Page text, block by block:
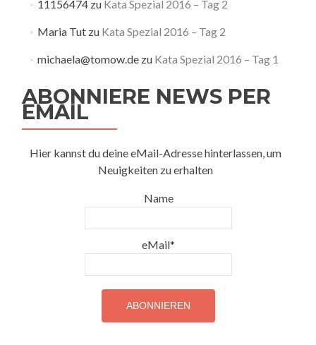
11156474zu Kata Spezial 2016 – Tag 2
Maria Tutzu Kata Spezial 2016 – Tag 2
michaela@tomow.dezu Kata Spezial 2016 – Tag 1
ABONNIERE NEWS PER
EMAIL
Hier kannst du deine eMail-Adresse hinterlassen, um
Neuigkeiten zu erhalten
Name
eMail*